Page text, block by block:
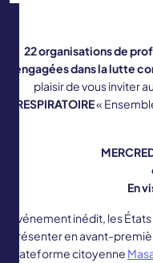
22 organisations de
engagées dans la lutte
plaisir de vous inviter
RESPIRATOIRE«
En
Événement inédit, les
présenter en avant-
plateforme citoyenne